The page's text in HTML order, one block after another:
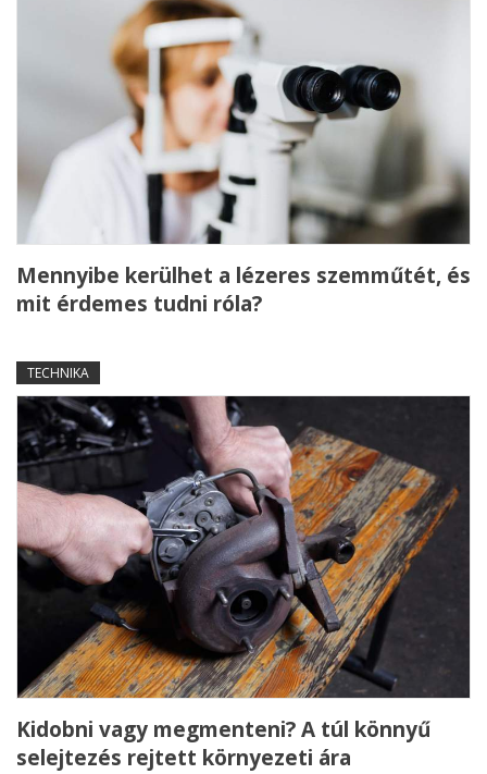
Mennyibe kerülhet a lézeres szemműtét, és
mit érdemes tudni róla?
TECHNIKA
Kidobni vagy megmenteni? A túl könnyű
selejtezés rejtett környezeti ára